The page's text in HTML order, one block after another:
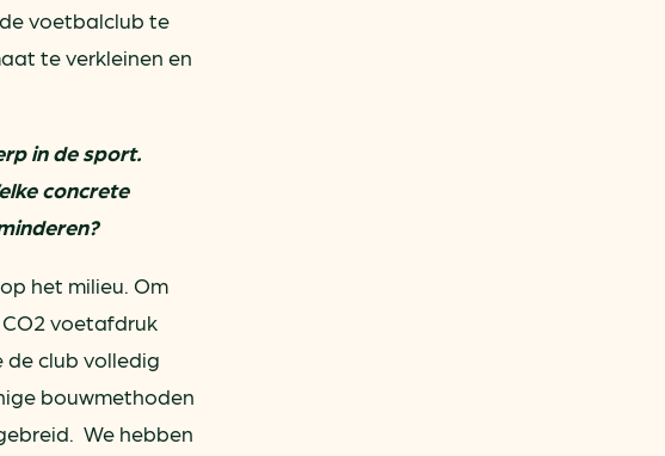
voetbalclub te
te verkleinen en
in de sport.
concrete
het milieu. Om
voetafdruk
de club volledig
bouwmethoden
We hebben